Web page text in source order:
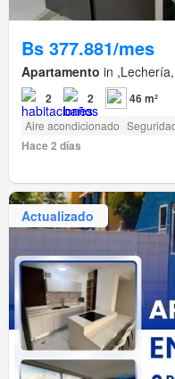
Bs 377.881/mes
Apartamento in
2 2 46 m²
Aire acondicionado
Hace 2 días
Actualizado